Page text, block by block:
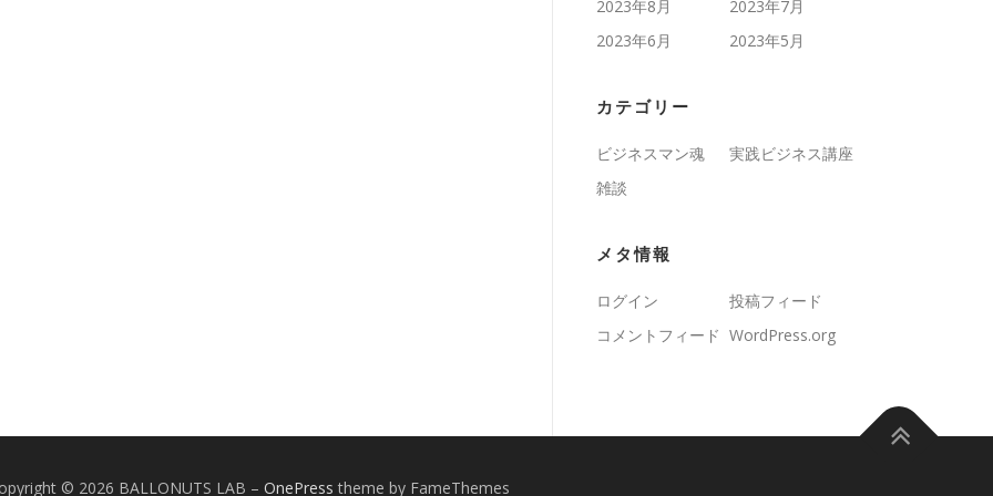
2023年8月
2023年7月
2023年6月
2023年5月
カテゴリー
ビジネスマン魂
実践ビジネス講座
雑談
メタ情報
ログイン
投稿フィード
コメントフィード WordPress.org
© 2026 BALLONUTS LAB – OnePress theme by FameThemes